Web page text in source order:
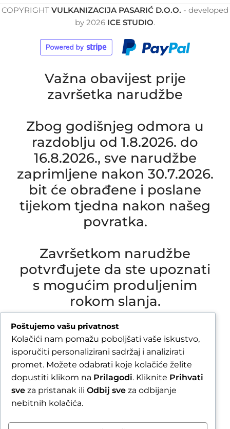
COPYRIGHT VULKANIZACIJA PASARIĆ D.O.O. - developed
by 2026 ICE STUDIO.
Važna obavijest prije
završetka narudžbe
Zbog godišnjeg odmora u
razdoblju od 1.8.2026. do
16.8.2026., sve narudžbe
zaprimljene nakon 30.7.2026.
bit će obrađene i poslane
tijekom tjedna nakon našeg
povratka.
Završetkom narudžbe
potvrđujete da ste upoznati
s mogućim produljenim
rokom slanja.
Due to our annual holiday from 1 August 2026 to
16 August 2026, all orders received after 30 July
2026 will be processed and shipped during the
week following our return.
By completing your order, you confirm that you
are aware of the possible extended shipping
Zatvori obavijest / Close
Poštujemo vašu privatnost
Kolačići nam pomažu poboljšati vaše iskustvo,
isporučiti personalizirani sadržaj i analizirati
promet. Možete odabrati koje kolačiće želite
dopustiti klikom na Prilagodi. Kliknite Prihvati
sve za pristanak ili Odbij sve za odbijanje
nebitnih kolačića.